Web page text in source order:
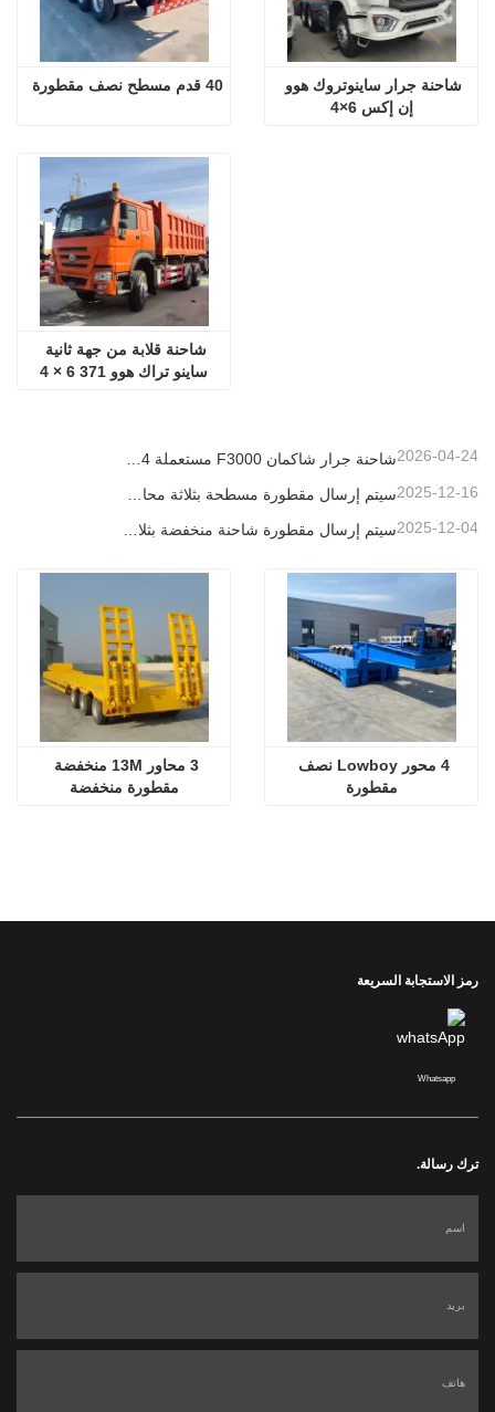
40 قدم مسطح نصف مقطورة
إن إكس 6×4
ساينو تراك هوو 371 6 × 4
2026-04-24
2025-12-16
سيتم إرسال مقطورة شاحنة منخفضة بثلاثة محاور إلى الكاميرون 2025-12-04
مقطورة منخفضة
مقطورة
رمز الاستجابة السريعة
Whatsapp
ترك رسالة.